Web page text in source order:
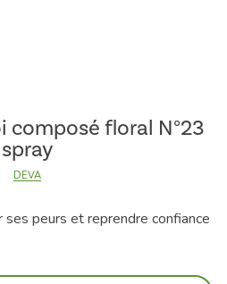
composé floral N°23
spray
DEVA
peurs et reprendre confiance